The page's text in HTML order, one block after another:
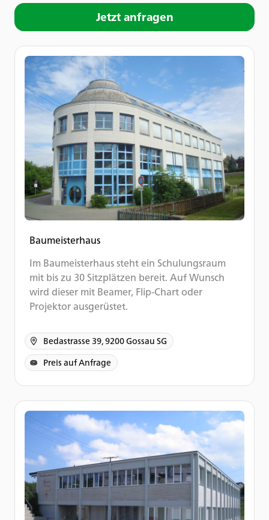
Jetzt anfragen
Baumeisterhaus
Im Baumeisterhaus steht ein Schulungsraum
mit bis zu 30 Sitzplätzen bereit. Auf Wunsch
wird dieser mit Beamer, Flip-Chart oder
Projektor ausgerüstet.
Bedastrasse 39, 9200 Gossau SG
Preis auf Anfrage